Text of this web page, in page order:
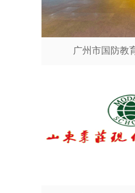
广州市国防教